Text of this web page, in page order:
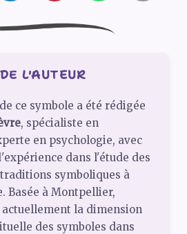
L'AUTEUR
ce symbole a été rédigée
, spécialiste en
en psychologie, avec
dans l'étude des
symboliques à
Basée à Montpellier,
la dimension
des symboles dans